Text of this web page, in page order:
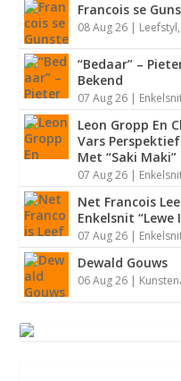
Adam gesels oor
Francois se
08 Aug 26 | Leefstyl,
“Bedaar” –
Bekend
07 Aug 26 |
Leon Gropp En
Vars
Met “Saki Maki”
07 Aug 26 |
Net Francois
Enkelsnit “Lewe
07 Aug 26 |
Dewald Gouws
06 Aug 26 |